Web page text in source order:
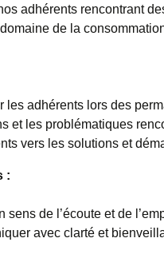
adhérents rencontrant
de la
les adhérents lors des
et les problématiques
vers les solutions et
:
sens de l’écoute et de
avec clarté et